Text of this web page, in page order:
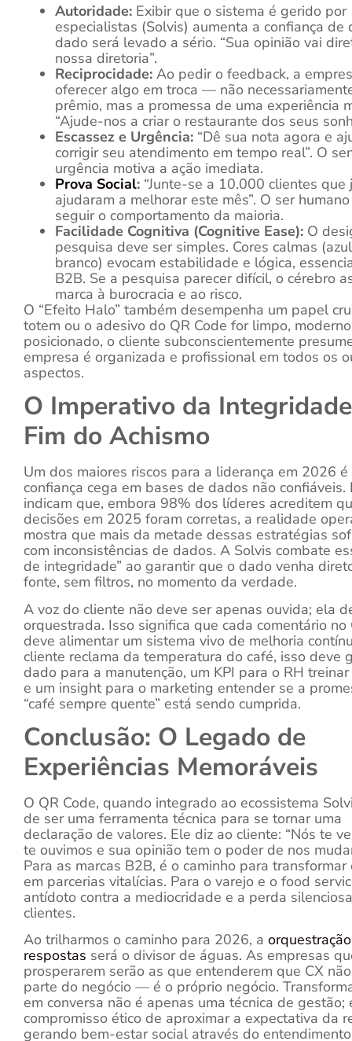
Autoridade: Exibir que o sistema é gerido por
especialistas (Solvis) aumenta a confiança de
dado será levado a sério. “Sua opinião vai
nossa diretoria”.
Reciprocidade: Ao pedir o feedback, a
oferecer algo em troca — não
prêmio, mas a promessa de uma experiência
“Ajude-nos a criar o restaurante dos seus
Escassez e Urgência: “Dê sua nota agora e
corrigir seu atendimento em tempo real”. O
urgência motiva a ação imediata.
Prova Social: “Junte-se a 10.000 clientes que
ajudaram a melhorar este mês”. O ser
seguir o comportamento da maioria.
Facilidade Cognitiva (Cognitive Ease): O
pesquisa deve ser simples. Cores calmas
branco) evocam estabilidade e lógica,
B2B. Se a pesquisa parecer difícil, o cérebro
marca à burocracia e ao risco.
O “Efeito Halo” também desempenha um papel
totem ou o adesivo do QR Code for limpo,
posicionado, o cliente subconscientemente
empresa é organizada e profissional em todos os
aspectos.
O Imperativo da
Fim do Achismo
Um dos maiores riscos para a liderança em 2026 é
confiança cega em bases de dados não confiáveis.
indicam que, embora 98% dos líderes acreditem
decisões em 2025 foram corretas, a realidade
mostra que mais da metade dessas estratégias
com inconsistências de dados. A Solvis combate
de integridade” ao garantir que o dado venha
fonte, sem filtros, no momento da verdade.
A voz do cliente não deve ser apenas ouvida; ela
orquestrada. Isso significa que cada comentário no
deve alimentar um sistema vivo de melhoria
cliente reclama da temperatura do café, isso deve
dado para a manutenção, um KPI para o RH
e um insight para o marketing entender se a
“café sempre quente” está sendo cumprida.
Conclusão: O Legado de
Experiências Memoráveis
O QR Code, quando integrado ao ecossistema
de ser uma ferramenta técnica para se tornar uma
declaração de valores. Ele diz ao cliente: “Nós te
te ouvimos e sua opinião tem o poder de nos
Para as marcas B2B, é o caminho para transformar
em parcerias vitalícias. Para o varejo e o food
antídoto contra a mediocridade e a perda
clientes.
Ao trilharmos o caminho para 2026, a
respostas será o divisor de águas. As empresas
prosperarem serão as que entenderem que CX
parte do negócio — é o próprio negócio.
em conversa não é apenas uma técnica de gestão;
compromisso ético de aproximar a expectativa da
gerando bem-estar social através do